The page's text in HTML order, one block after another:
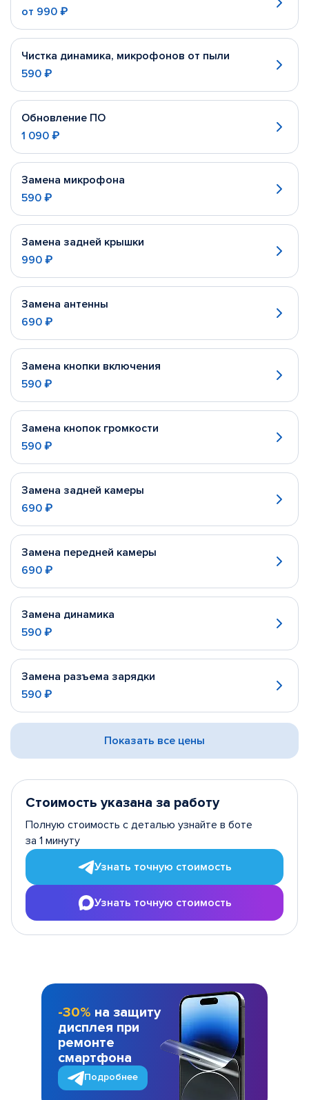
от 990 ₽
Чистка динамика, микрофонов от пыли
590 ₽
Обновление ПО
1 090 ₽
Замена микрофона
590 ₽
Замена задней крышки
990 ₽
Замена антенны
690 ₽
Замена кнопки включения
590 ₽
Замена кнопок громкости
590 ₽
Замена задней камеры
690 ₽
Замена передней камеры
690 ₽
Замена динамика
590 ₽
Замена разъема зарядки
590 ₽
Показать все цены
Стоимость указана за работу
Полную стоимость с деталью узнайте в боте
за 1 минуту
Узнать точную стоимость
Узнать точную стоимость
-30% на защиту
дисплея при
ремонте
смартфона
Подробнее